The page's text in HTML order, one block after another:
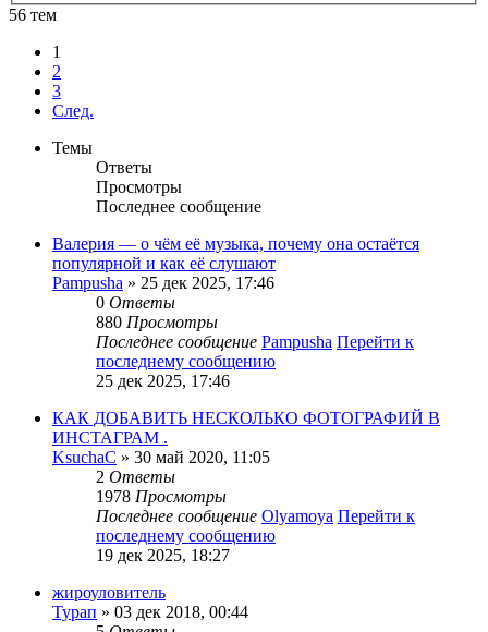
56 тем
1
2
3
След.
Темы
Ответы
Просмотры
Последнее сообщение
Валерия — о чём её музыка, почему она остаётся
популярной и как её слушают
Pampusha » 25 дек 2025, 17:46
0 Ответы
880 Просмотры
Последнее сообщение Pampusha Перейти к
последнему сообщению
25 дек 2025, 17:46
КАК ДОБАВИТЬ НЕСКОЛЬКО ФОТОГРАФИЙ В
ИНСТАГРАМ .
KsuchaC » 30 май 2020, 11:05
2 Ответы
1978 Просмотры
Последнее сообщение Olyamoya Перейти к
последнему сообщению
19 дек 2025, 18:27
жироуловитель
Турап » 03 дек 2018, 00:44